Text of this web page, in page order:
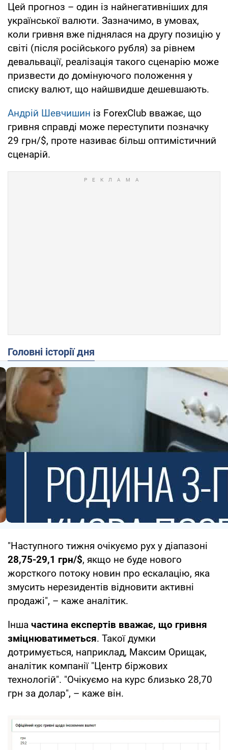
Цей прогноз – один із найнегативніших для
української валюти. Зазначимо, в умовах,
коли гривня вже піднялася на другу позицію у
світі (після російського рубля) за рівнем
девальвації, реалізація такого сценарію може
призвести до домінуючого положення у
списку валют, що найшвидше дешевшають.
Андрій Шевчишин із ForexClub вважає, що
гривня справді може переступити позначку
29 грн/$, проте називає більш оптимістичний
сценарій.
Головні історії дня
"Наступного тижня очікуємо рух у діапазоні
28,75-29,1 грн/$, якщо не буде нового
жорсткого потоку новин про ескалацію, яка
змусить нерезидентів відновити активні
продажі", – каже аналітик.
Інша частина експертів вважає, що гривня
зміцнюватиметься. Такої думки
дотримується, наприклад, Максим Орищак,
аналітик компанії "Центр біржових
технологій". "Очікуємо на курс близько 28,70
грн за долар", – каже він.